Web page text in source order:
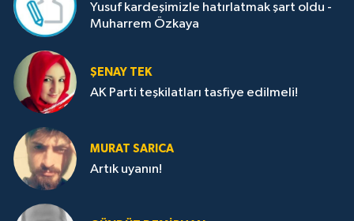
Yusuf kardeşimizle hatırlatmak şart oldu -
Muharrem Özkaya
ŞENAY TEK
AK Parti teşkilatları tasfiye edilmeli!
MURAT SARICA
Artık uyanın!